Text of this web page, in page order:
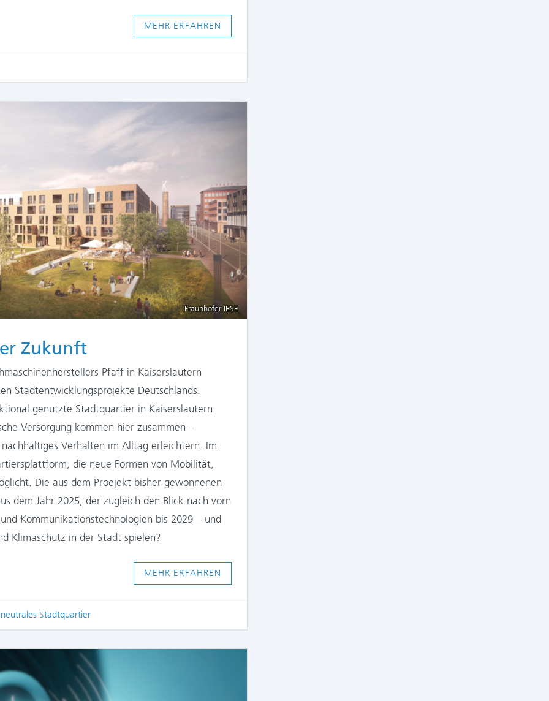
MEHR ERFAHREN
Fraunhofer IESE
Zukunft
Pfaff in Kaiserslautern
Stadtentwicklungsprojekte Deutschlands.
genutzte Stadtquartier in Kaiserslautern.
Versorgung kommen hier zusammen –
Verhalten im Alltag erleichtern. Im
die neue Formen von Mobilität,
Die aus dem Proejekt bisher gewonnenen
dem Jahr 2025, der zugleich den Blick nach vorn
Kommunikationstechnologien bis 2029 – und
Klimaschutz in der Stadt spielen?
MEHR ERFAHREN
Stadtquartier